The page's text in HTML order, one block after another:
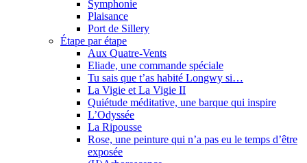
Symphonie
Plaisance
Port de Sillery
Étape par étape
Aux Quatre-Vents
Eliade, une commande spéciale
Tu sais que t’as habité Longwy si…
La Vigie et La Vigie II
Quiétude méditative, une barque qui inspire
L’Odyssée
La Ripousse
Rose, une peinture qui n’a pas eu le temps d’être
exposée